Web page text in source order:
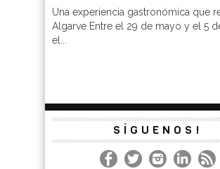
Una experiencia gastronómica que
Algarve Entre el 29 de mayo y el 5
el...
SÍGUENOS!